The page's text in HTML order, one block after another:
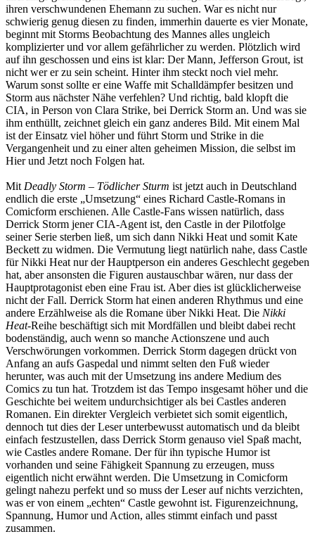
ihren verschwundenen Ehemann zu suchen. War es nicht nur
schwierig genug diesen zu finden, immerhin dauerte es vier Monate,
beginnt mit Storms Beobachtung des Mannes alles ungleich
komplizierter und vor allem gefährlicher zu werden. Plötzlich wird
auf ihn geschossen und eins ist klar: Der Mann, Jefferson Grout, ist
nicht wer er zu sein scheint. Hinter ihm steckt noch viel mehr.
Warum sonst sollte er eine Waffe mit Schalldämpfer besitzen und
Storm aus nächster Nähe verfehlen? Und richtig, bald klopft die
CIA, in Person von Clara Strike, bei Derrick Storm an. Und was sie
ihm enthüllt, zeichnet gleich ein ganz anderes Bild. Mit einem Mal
ist der Einsatz viel höher und führt Storm und Strike in die
Vergangenheit und zu einer alten geheimen Mission, die selbst im
Hier und Jetzt noch Folgen hat.
Mit Deadly Storm – Tödlicher Sturm ist jetzt auch in Deutschland
endlich die erste „Umsetzung“ eines Richard Castle-Romans in
Comicform erschienen. Alle Castle-Fans wissen natürlich, dass
Derrick Storm jener CIA-Agent ist, den Castle in der Pilotfolge
seiner Serie sterben ließ, um sich dann Nikki Heat und somit Kate
Beckett zu widmen. Die Vermutung liegt natürlich nahe, dass Castle
für Nikki Heat nur der Hauptperson ein anderes Geschlecht gegeben
hat, aber ansonsten die Figuren austauschbar wären, nur dass der
Hauptprotagonist eben eine Frau ist. Aber dies ist glücklicherweise
nicht der Fall. Derrick Storm hat einen anderen Rhythmus und eine
andere Erzählweise als die Romane über Nikki Heat. Die Nikki
Heat-Reihe beschäftigt sich mit Mordfällen und bleibt dabei recht
bodenständig, auch wenn so manche Actionszene und auch
Verschwörungen vorkommen. Derrick Storm dagegen drückt von
Anfang an aufs Gaspedal und nimmt selten den Fuß wieder
herunter, was auch mit der Umsetzung ins andere Medium des
Comics zu tun hat. Trotzdem ist das Tempo insgesamt höher und die
Geschichte bei weitem undurchsichtiger als bei Castles anderen
Romanen. Ein direkter Vergleich verbietet sich somit eigentlich,
dennoch tut dies der Leser unterbewusst automatisch und da bleibt
einfach festzustellen, dass Derrick Storm genauso viel Spaß macht,
wie Castles andere Romane. Der für ihn typische Humor ist
vorhanden und seine Fähigkeit Spannung zu erzeugen, muss
eigentlich nicht erwähnt werden. Die Umsetzung in Comicform
gelingt nahezu perfekt und so muss der Leser auf nichts verzichten,
was er von einem „echten“ Castle gewohnt ist. Figurenzeichnung,
Spannung, Humor und Action, alles stimmt einfach und passt
zusammen.